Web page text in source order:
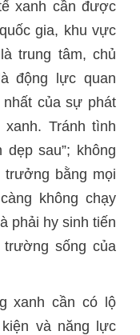
xanh cần được
gia, khu vực
trung tâm, chủ
động lực quan
của sự phát
Tránh tình
sau”; không
bằng mọi
không chạy
phải hy sinh tiến
sống của
xanh cần có lộ
và năng lực